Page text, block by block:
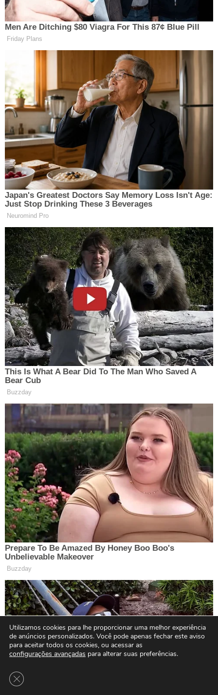
Utilizamos cookies para lhe proporcionar uma melhor experiência
de anúncios personalizados. Você pode apenas fechar este aviso
para aceitar todos os cookies, ou acessar as
configurações avançadas para alterar suas preferências.
Close GDPR Cookie Banner